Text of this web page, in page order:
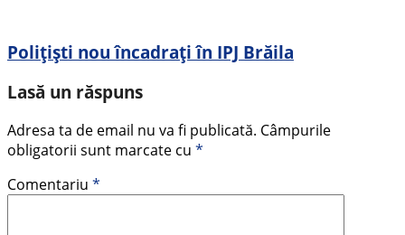
Polițiști nou încadrați în IPJ Brăila
Lasă un răspuns
Adresa ta de email nu va fi publicată. Câmpurile
obligatorii sunt marcate cu *
Comentariu *